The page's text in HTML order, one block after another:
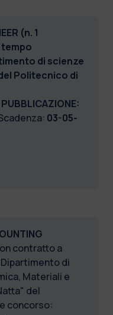
(n. 1
di scienze
Politecnico di
PUBBLICAZIONE:
03-05-
contratto a
di
Materiali e
del
concorso: